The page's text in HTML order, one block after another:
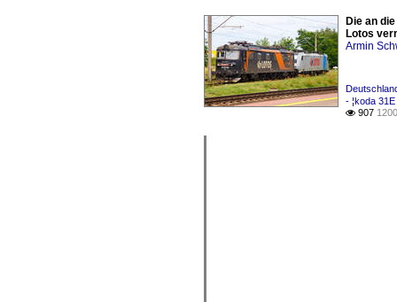
Die an
Lotos
Armin
- ¦koda
 907